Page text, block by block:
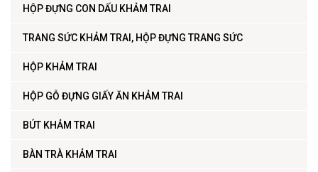
HỘP ĐỰNG CON DẤU KHẢM TRAI
TRANG SỨC KHẢM TRAI, HỘP ĐỰNG TRANG SỨC
HỘP KHẢM TRAI
HỘP GỖ ĐỰNG GIẤY ĂN KHẢM TRAI
BÚT KHẢM TRAI
BÀN TRÀ KHẢM TRAI